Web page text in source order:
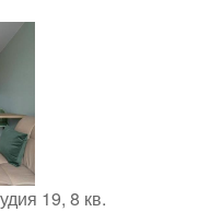
19, 8 кв.